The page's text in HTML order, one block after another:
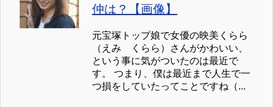
仲は？【画像】
元宝塚トップ娘で女優の映美くらら
（えみ くらら）さんがかわいい、
という事に気がついたのは最近で
す。 つまり、僕は最近まで人生で一
つ損をしていたってことですね（...